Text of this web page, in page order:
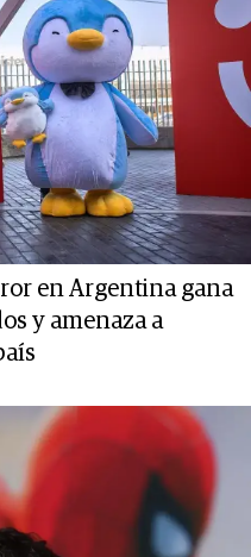
en Argentina gana
y amenaza a